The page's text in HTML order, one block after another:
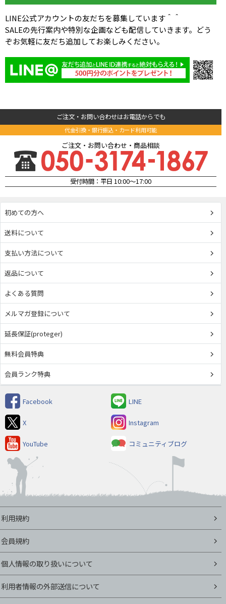
LINE公式アカウントの友だちを募集しています＾＾
SALEの先行案内や特別な企画なども配信していきます。どう
ぞお気軽に友だち追加してお楽しみください。
ご注文・お問い合わせはお電話からでも
代金引換・銀行振込・カード利用可能
ご注文・お問い合わせ・商品相談
受付時間：平日 10:00～17:00
初めての方へ
送料について
支払い方法について
返品について
よくある質問
メルマガ登録について
延長保証(proteger)
無料会員特典
会員ランク特典
Facebook LINE
X Instagram
YouTube コミュニティブログ
利用規約
会員規約
個人情報の取り扱いについて
利用者情報の外部送信について